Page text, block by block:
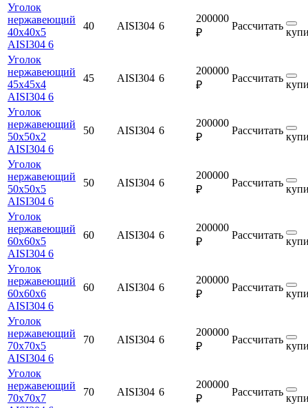
Уголок
нержавеющий
40х40х5
AISI304 6
40 AISI304 6
200000
₽
Рассчитать
Уголок
нержавеющий
45х45х4
AISI304 6
45 AISI304 6
200000
₽
Рассчитать
Уголок
нержавеющий
50х50х2
AISI304 6
50 AISI304 6
200000
₽
Рассчитать
Уголок
нержавеющий
50х50х5
AISI304 6
50 AISI304 6
200000
₽
Рассчитать
Уголок
нержавеющий
60х60х5
AISI304 6
60 AISI304 6
200000
₽
Рассчитать
Уголок
нержавеющий
60х60х6
AISI304 6
60 AISI304 6
200000
₽
Рассчитать
Уголок
нержавеющий
70х70х5
AISI304 6
70 AISI304 6
200000
₽
Рассчитать
Уголок
нержавеющий
70х70х7
70 AISI304 6
200000
₽
Рассчитать